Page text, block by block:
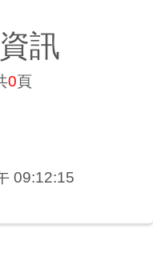
訊
0頁
09:12:15